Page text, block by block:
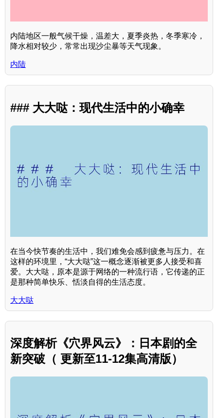
内陆地区一般气候干燥，温差大，夏季炎热，冬季寒冷，
降水相对较少，常常出现沙尘暴等天气现象。
内陆
### 大大哒：现代生活中的小确幸
在当今快节奏的生活中，我们难免会感到疲惫与压力。在
这样的环境里，“大大哒”这一概念逐渐被更多人接受和喜
爱。大大哒，原本是源于网络的一种流行语，它传递的正
是那种简单快乐、恬淡自得的生活态度。
大大哒
深度解析《穴界风云》：日本剧的全
新突破（ 更新至11-12集高清版）